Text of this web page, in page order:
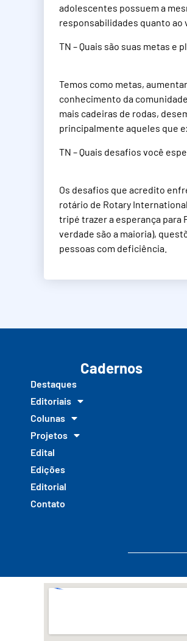
adolescentes possuem a
responsabilidades quanto ao
TN – Quais são suas metas e
Temos como metas,
conhecimento da
mais cadeiras de rodas,
principalmente aqueles que
TN – Quais desafios você
Os desafios que acredito
rotário de Rotary
tripé trazer a esperança para
verdade são a maioria),
pessoas com deficiência.
Cadernos
Destaques
Editoriais
Colunas
Projetos
Edital
Edições
Editorial
Contato